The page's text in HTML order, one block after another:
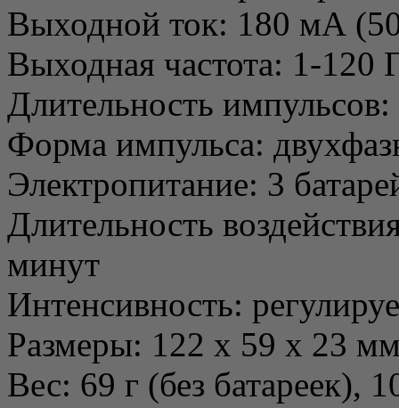
Выходной ток: 180 мА
Выходная частота: 1-120
Длительность
Форма импульса:
Электропитание: 3
Длительность
минут
Интенсивность:
Размеры: 122 x 59 x 23
Вес: 69 г (без батареек),